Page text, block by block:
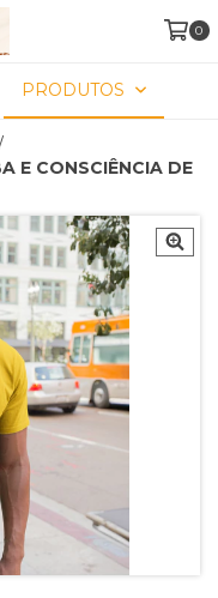
0
PRODUTOS
E CONSCIÊNCIA DE